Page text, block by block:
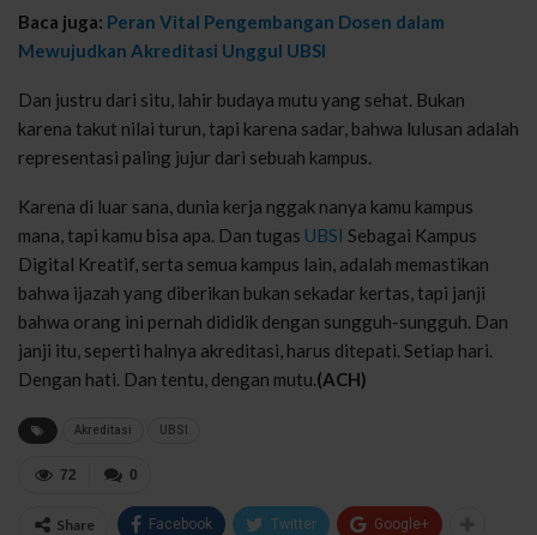
Baca juga: Peran Vital Pengembangan Dosen dalam
Mewujudkan Akreditasi Unggul UBSI
Dan justru dari situ, lahir budaya mutu yang sehat. Bukan
karena takut nilai turun, tapi karena sadar, bahwa lulusan adalah
representasi paling jujur dari sebuah kampus.
Karena di luar sana, dunia kerja nggak nanya kamu kampus
mana, tapi kamu bisa apa. Dan tugas UBSI Sebagai Kampus
Digital Kreatif, serta semua kampus lain, adalah memastikan
bahwa ijazah yang diberikan bukan sekadar kertas, tapi janji
bahwa orang ini pernah dididik dengan sungguh-sungguh. Dan
janji itu, seperti halnya akreditasi, harus ditepati. Setiap hari.
Dengan hati. Dan tentu, dengan mutu.(ACH)
Akreditasi UBSI
0
72
Share Facebook Twitter Google+